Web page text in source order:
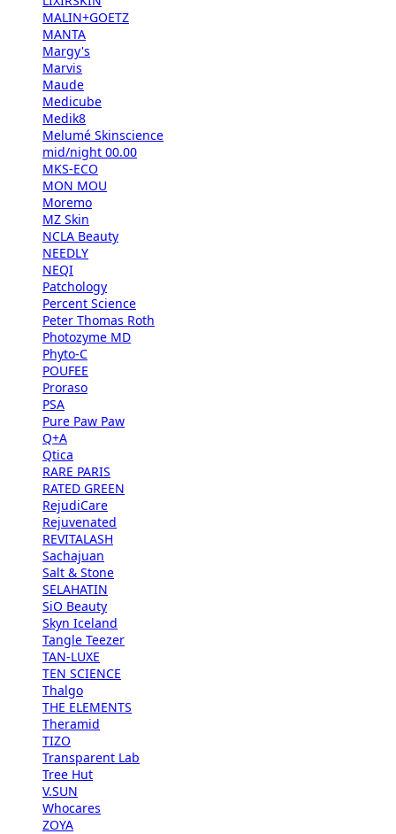
MALIN+GOETZ
MANTA
Margy's
Marvis
Maude
Medicube
Medik8
Melumé Skinscience
mid/night 00.00
MKS-ECO
MON MOU
Moremo
MZ Skin
NCLA Beauty
NEEDLY
NEQI
Patchology
Percent Science
Peter Thomas Roth
Photozyme MD
Phyto-C
POUFEE
Proraso
PSA
Pure Paw Paw
Q+A
Qtica
RARE PARIS
RATED GREEN
RejudiCare
Rejuvenated
REVITALASH
Sachajuan
Salt & Stone
SELAHATIN
SiO Beauty
Skyn Iceland
Tangle Teezer
TAN-LUXE
TEN SCIENCE
Thalgo
THE ELEMENTS
Theramid
TIZO
Transparent Lab
Tree Hut
V.SUN
Whocares
ZOYA